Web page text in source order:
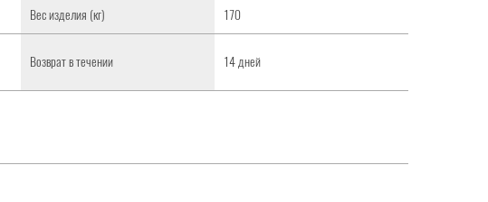
Вес изделия (кг) 170
Возврат в течении 14 дней